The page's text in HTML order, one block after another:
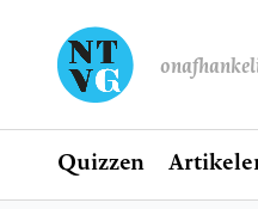
Home
Quizzen